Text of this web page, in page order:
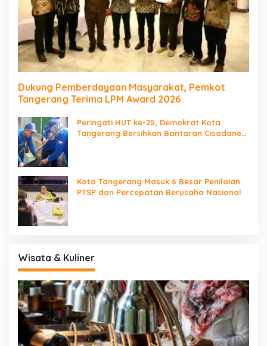
Dukung Pemberdayaan Masyarakat, Pemkot
Tangerang Terima LPM Award 2026
Peringati HUT ke-25, Demokrat Kota
Tangerang Bersihkan Bantaran Cisadane
Kota Tangerang Masuk 6 Besar Penilaian
PTSP dan Percepatan Berusaha Nasional
Wisata & Kuliner